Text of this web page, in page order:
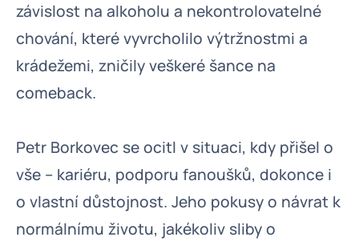
závislost na alkoholu a nekontrolovatelné
chování, které vyvrcholilo výtržnostmi a
krádežemi, zničily veškeré šance na
comeback.
Petr Borkovec se ocitl v situaci, kdy přišel o
vše – kariéru, podporu fanoušků, dokonce i
o vlastní důstojnost. Jeho pokusy o návrat k
normálnímu životu, jakékoliv sliby o